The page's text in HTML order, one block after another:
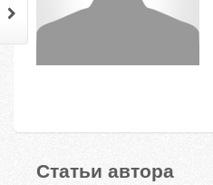
Статьи автора